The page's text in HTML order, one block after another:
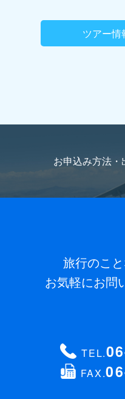
ツアー情
お申込み方法
旅行のこ
お気軽にお問
TEL.
FAX.